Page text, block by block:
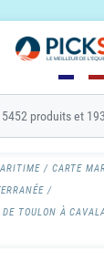
CARTE
TOULON À